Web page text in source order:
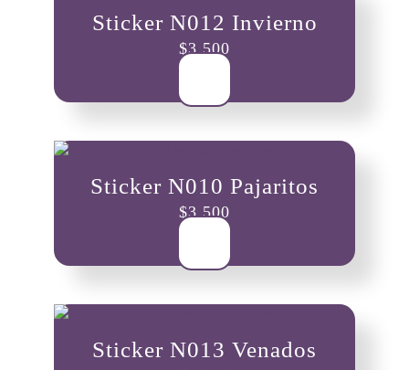
Sticker N012 Invierno
$3,500
Sticker N010 Pajaritos
$3,500
Sticker N013 Venados